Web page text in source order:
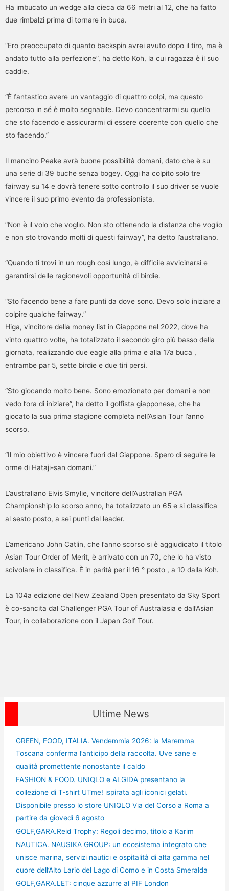
Ha imbucato un wedge alla cieca da 66 metri al 12, che ha fatto
due rimbalzi prima di tornare in buca.
“Ero preoccupato di quanto backspin avrei avuto dopo il tiro, ma è
andato tutto alla perfezione”, ha detto Koh, la cui ragazza è il suo
caddie.
“È fantastico avere un vantaggio di quattro colpi, ma questo
percorso in sé è molto segnabile. Devo concentrarmi su quello
che sto facendo e assicurarmi di essere coerente con quello che
sto facendo.”
Il mancino Peake avrà buone possibilità domani, dato che è su
una serie di 39 buche senza bogey. Oggi ha colpito solo tre
fairway su 14 e dovrà tenere sotto controllo il suo driver se vuole
vincere il suo primo evento da professionista.
“Non è il volo che voglio. Non sto ottenendo la distanza che voglio
e non sto trovando molti di questi fairway”, ha detto l’australiano.
“Quando ti trovi in ​​un rough così lungo, è difficile avvicinarsi e
garantirsi delle ragionevoli opportunità di birdie.
“Sto facendo bene a fare punti da dove sono. Devo solo iniziare a
colpire qualche fairway.”
Higa, vincitore della money list in Giappone nel 2022, dove ha
vinto quattro volte, ha totalizzato il secondo giro più basso della
giornata, realizzando due eagle alla prima e alla 17a buca ,
entrambe par 5, sette birdie e due tiri persi.
“Sto giocando molto bene. Sono emozionato per domani e non
vedo l’ora di iniziare”, ha detto il golfista giapponese, che ha
giocato la sua prima stagione completa nell’Asian Tour l’anno
scorso.
“Il mio obiettivo è vincere fuori dal Giappone. Spero di seguire le
orme di Hataji-san domani.”
L’australiano Elvis Smylie, vincitore dell’Australian PGA
Championship lo scorso anno, ha totalizzato un 65 e si classifica
al sesto posto, a sei punti dal leader.
L’americano John Catlin, che l’anno scorso si è aggiudicato il titolo
Asian Tour Order of Merit, è arrivato con un 70, che lo ha visto
scivolare in classifica. È in parità per il 16 ° posto , a 10 dalla Koh.
La 104a edizione del New Zealand Open presentato da Sky Sport
è co-sancita dal Challenger PGA Tour of Australasia e dall’Asian
Tour, in collaborazione con il Japan Golf Tour.
Ultime News
GREEN, FOOD, ITALIA. Vendemmia 2026: la Maremma
Toscana conferma l’anticipo della raccolta. Uve sane e
qualità promettente nonostante il caldo
FASHION & FOOD. UNIQLO e ALGIDA presentano la
collezione di T-shirt UTme! ispirata agli iconici gelati.
Disponibile presso lo store UNIQLO Via del Corso a Roma a
partire da giovedì 6 agosto
GOLF,GARA.Reid Trophy: Regoli decimo, titolo a Karim
NAUTICA. NAUSIKA GROUP: un ecosistema integrato che
unisce marina, servizi nautici e ospitalità di alta gamma nel
cuore dell’Alto Lario del Lago di Como e in Costa Smeralda
GOLF,GARA.LET: cinque azzurre al PIF London